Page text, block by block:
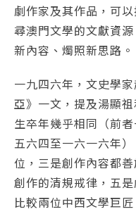
劇作家及其作品，可
尋澳門文學的文獻資
新內容、燭照新思路。
一九四六年，文史學
亞》一文，提及湯顯
生卒年幾乎相同（前
五六四至一六一六年
位，三是創作內容都
創作的清規戒律，五
比較兩位中西文學巨